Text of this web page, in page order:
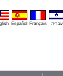
Español Français עברית